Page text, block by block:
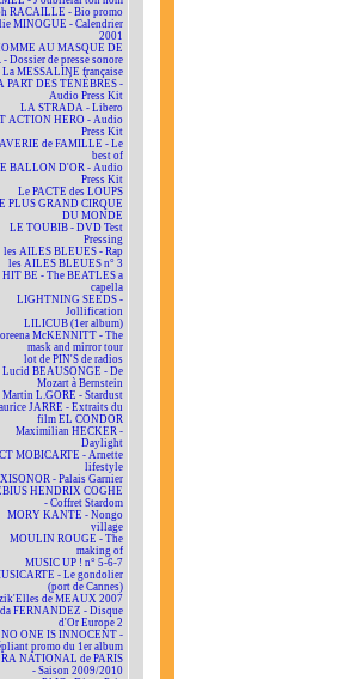
RACAILLE - Bio promo
MINOGUE - Calendrier
2001
AU MASQUE DE
- Dossier de presse sonore
La MESSALINE française
PART DES TÉNÈBRES -
Audio Press Kit
LA STRADA - Libero
ACTION HERO - Audio
Press Kit
de FAMILLE - Le
best of
BALLON D'OR - Audio
Press Kit
Le PACTE des LOUPS
PLUS GRAND CIRQUE
DU MONDE
LE TOUBIB - DVD Test
Pressing
les AILES BLEUES - Rap
les AILES BLEUES n° 3
BE - The BEATLES a
capella
LIGHTNING SEEDS -
Jollification
LILICUB (1er album)
McKENNITT - The
mask and mirror tour
lot de PIN'S de radios
Lucid BEAUSONGE - De
Mozart à Bernstein
Martin L.GORE - Stardust
JARRE - Extraits du
film EL CONDOR
Maximilian HECKER -
Daylight
MOBICARTE - Arnette
lifestyle
- Palais Garnier
HENDRIX COGHE
- Coffret Stardom
MORY KANTE - Nongo
village
MOULIN ROUGE - The
making of
MUSIC UP ! n° 5-6-7
- Le gondolier
(port de Cannes)
de MEAUX 2007
FERNANDEZ - Disque
d'Or Europe 2
NO ONE IS INNOCENT -
promo du 1er album
NATIONAL de PARIS
- Saison 2009/2010